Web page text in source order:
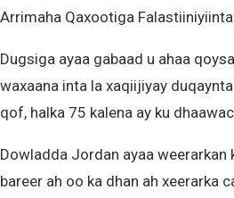
Arrimaha Qaxootiga Falastiiniyiinta
Dugsiga ayaa gabaad u ahaa
waxaana inta la xaqiijiyay
qof, halka 75 kalena ay ku
Dowladda Jordan ayaa
bareer ah oo ka dhan ah xeerarka